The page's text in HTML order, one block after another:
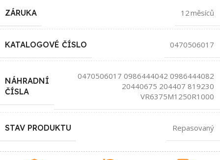
ZÁRUKA 12 měsíců
KATALOGOVÉ ČÍSLO 0470506017
NÁHRADNÍ
ČÍSLA
0470506017 0986444042 0986444082
20440675 204407 819230
VR6375M1250R1000
STAV PRODUKTU Repasovaný